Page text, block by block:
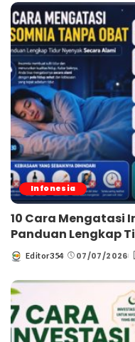
Infonesia
10 Cara Mengatasi
Panduan Lengkap
Posted
Editor354 07/07/2026